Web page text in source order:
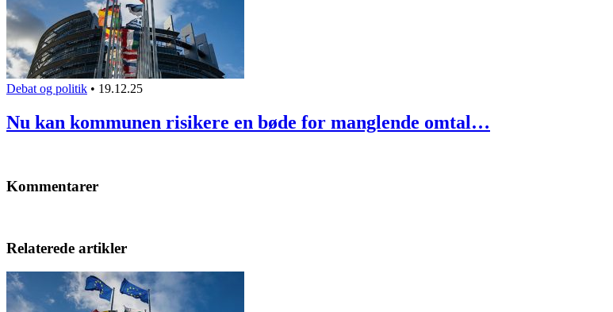
Debat og politik • 19.12.25
Nu kan kommunen risikere en bøde for manglende omtal…
Kommentarer
Relaterede artikler